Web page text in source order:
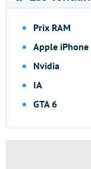
Prix RAM
Apple iPhone
Nvidia
IA
GTA 6